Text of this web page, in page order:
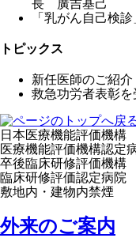
長 廣吉基己
「乳がん自己検
トピックス
新任医師のご紹介
救急功労者表彰を
日本医療機能評価機構
医療機能評価機構認定
卒後臨床研修評価機構
臨床研修評価認定病院
敷地内・建物内禁煙
外来のご案内